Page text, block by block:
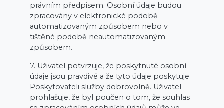
právním předpisem. Osobní údaje budou
zpracovány v elektronické podobě
automatizovaným způsobem nebo v
tištěné podobě neautomatizovaným
způsobem.
7. Uživatel potvrzuje, že poskytnuté osobní
údaje jsou pravdivé a že tyto údaje poskytuje
Poskytovateli služby dobrovolně. Uživatel
prohlašuje, že byl poučen o tom, že souhlas